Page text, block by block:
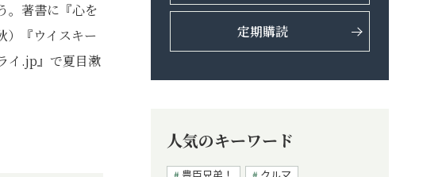
。著書に『心を
）『ウイスキー
イ.jp』で夏目漱
定期購読
人気のキーワード